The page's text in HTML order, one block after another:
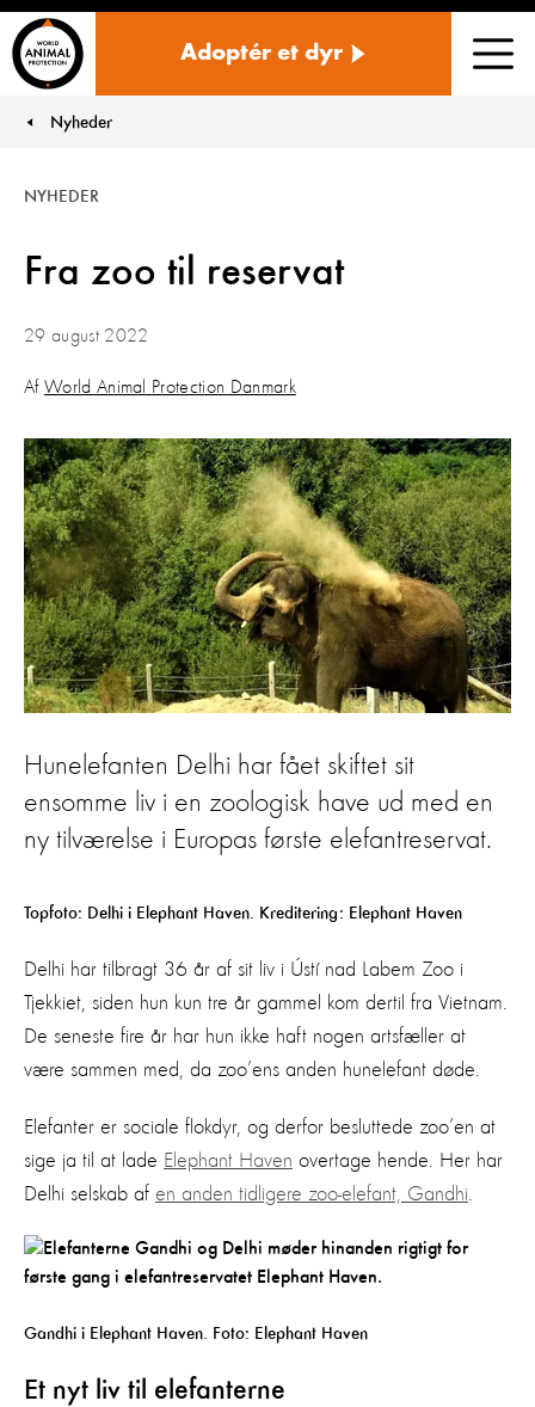
Adoptér et dyr
You are here:
Nyheder
Fra zoo til reservat
NYHEDER
29 august 2022
Af World Animal Protection Danmark
Hunelefanten Delhi har fået skiftet sit
ensomme liv i en zoologisk have ud med en
ny tilværelse i Europas første elefantreservat.
Topfoto: Delhi i Elephant Haven. Kreditering: Elephant Haven
Delhi har tilbragt 36 år af sit liv i Ústí nad Labem Zoo i
Tjekkiet, siden hun kun tre år gammel kom dertil fra Vietnam.
De seneste fire år har hun ikke haft nogen artsfæller at
være sammen med, da zoo’ens anden hunelefant døde.
Elefanter er sociale flokdyr, og derfor besluttede zoo’en at
sige ja til at lade Elephant Haven overtage hende. Her har
Delhi selskab af en anden tidligere zoo-elefant, Gandhi
Gandhi i Elephant Haven. Foto: Elephant Haven
Et nyt liv til elefanterne